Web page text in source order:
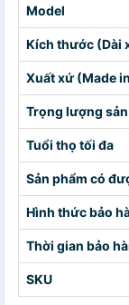
Model
Kích thước (Dài
Xuất xứ (Made
Trọng lượng
Tuổi thọ tối đa
Sản phẩm có
Hình thức bảo
Thời gian bảo
SKU